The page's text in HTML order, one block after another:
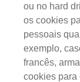
ou no hard
os cookies
pessoais
exemplo,
francês,
cookies para